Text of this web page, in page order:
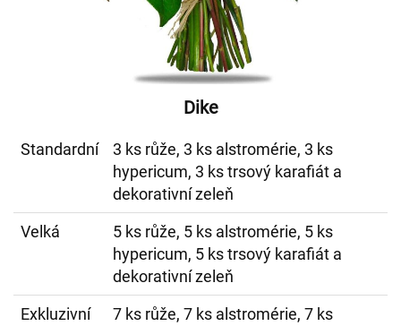
Dike
Standardní
3 ks růže, 3 ks alstromérie, 3 ks
hypericum, 3 ks trsový karafiát a
dekorativní zeleň
Velká
5 ks růže, 5 ks alstromérie, 5 ks
hypericum, 5 ks trsový karafiát a
dekorativní zeleň
Exkluzivní
7 ks růže, 7 ks alstromérie, 7 ks